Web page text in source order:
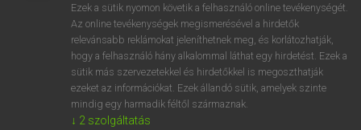
DÍJMENTES ANGOL SZÓTÁR
space-age
space bar
space capsule
space centre
Ezek a sütik nyomon követik a felhasználó online tevékenységét.
Az online tevékenységek megismerésével a hirdetők
relevánsabb reklámokat jeleníthetnek meg, és korlátozhatják,
hogy a felhasználó hány alkalommal láthat egy hirdetést. Ezek a
sütik más szervezetekkel és hirdetőkkel is megoszthatják
ezeket az információkat. Ezek állandó sütik, amelyek szinte
mindig egy harmadik féltől származnak.
↓ 2 szolgáltatás